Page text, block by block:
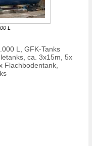
L
L, GFK-Tanks
ca. 3x15m, 5x
Flachbodentank,